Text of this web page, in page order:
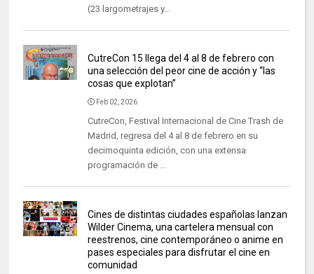
(23 largometrajes y...
CutreCon 15 llega del 4 al 8 de febrero con
una selección del peor cine de acción y “las
cosas que explotan”
Feb 02, 2026
CutreCon, Festival Internacional de Cine Trash de
Madrid, regresa del 4 al 8 de febrero en su
decimoquinta edición, con una extensa
programación de ...
Cines de distintas ciudades españolas lanzan
Wilder Cinema, una cartelera mensual con
reestrenos, cine contemporáneo o anime en
pases especiales para disfrutar el cine en
comunidad